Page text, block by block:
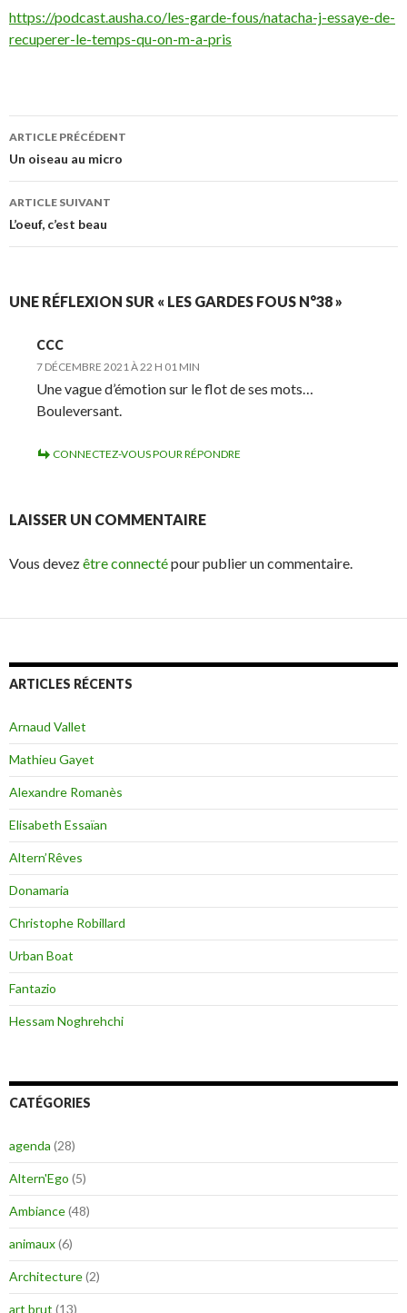
https://podcast.ausha.co/les-garde-fous/natacha-j-essaye-de-
recuperer-le-temps-qu-on-m-a-pris
Navigation
des
articles
ARTICLE PRÉCÉDENT
Un oiseau au micro
ARTICLE SUIVANT
L’oeuf, c’est beau
UNE RÉFLEXION SUR « LES GARDES FOUS N°38 »
CCC
7 DÉCEMBRE 2021 À 22 H 01 MIN
Une vague d’émotion sur le flot de ses mots…
Bouleversant.
CONNECTEZ-VOUS POUR RÉPONDRE
LAISSER UN COMMENTAIRE
Vous devezêtre connectépour publier un commentaire.
ARTICLES RÉCENTS
Arnaud Vallet
Mathieu Gayet
Alexandre Romanès
Elisabeth Essaïan
Altern’Rêves
Donamaria
Christophe Robillard
Urban Boat
Fantazio
Hessam Noghrehchi
CATÉGORIES
agenda (28)
Altern'Ego (5)
Ambiance(48)
animaux(6)
Architecture(2)
art brut (13)